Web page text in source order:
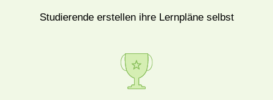
Studierende erstellen ihre Lernpläne selbst